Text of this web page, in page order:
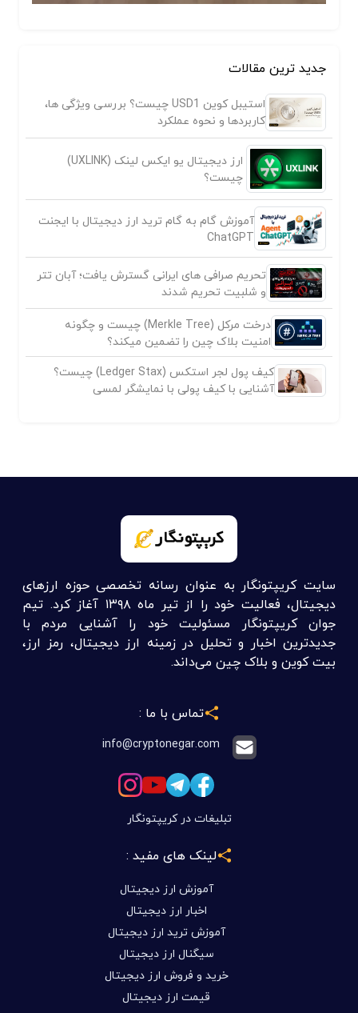
جدید ترین مقالات
استیبل کوین USD1 چیست؟ بررسی ویژگی ها،
کاربردها و نحوه عملکرد
ارز دیجیتال یو ایکس لینک (UXLINK)
چیست؟
آموزش گام به گام ترید ارز دیجیتال با ایجنت
ChatGPT
تحریم صرافی های ایرانی گسترش یافت؛ آبان تتر
و شلبیت تحریم شدند
درخت مرکل (Merkle Tree) چیست و چگونه
امنیت بلاک چین را تضمین میکند؟
کیف پول لجر استکس (Ledger Stax) چیست؟
آشنایی با کیف پولی با نمایشگر لمسی
سایت کریپتونگار به عنوان رسانه تخصصی حوزه ارزهای
دیجیتال، فعالیت خود را از تیر ماه ۱۳۹۸ آغاز کرد. تیم
جوان کریپتونگار مسئولیت خود را آشنایی مردم با
جدیدترین اخبار و تحلیل در زمینه ارز دیجیتال، رمز ارز،
بیت کوین و بلاک چین می‌داند.
تماس با ما :
info@cryptonegar.com
تبلیغات در کریپتونگار
لینک های مفید :
آموزش ارز دیجیتال
اخبار ارز دیجیتال
آموزش ترید ارز دیجیتال
سیگنال ارز دیجیتال
خرید و فروش ارز دیجیتال
قیمت ارز دیجیتال